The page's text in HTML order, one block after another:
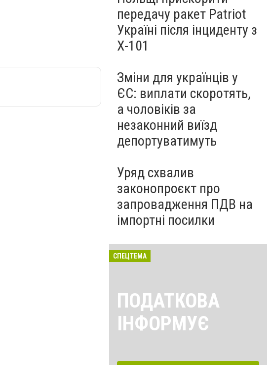
передачу ракет Patriot
Україні після інциденту з
Х-101
Зміни для українців у
ЄС: виплати скоротять,
а чоловіків за
незаконний виїзд
депортуватимуть
Уряд схвалив
законопроєкт про
запровадження ПДВ на
імпортні посилки
СПЕЦТЕМА
ПОДАТКОВА
ІНФОРМУЄ